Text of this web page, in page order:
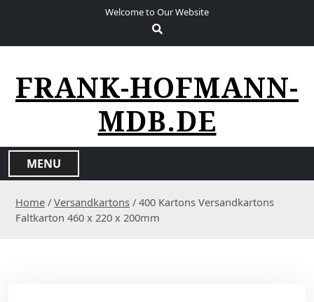
Welcome to Our Website
FRANK-HOFMANN-
MDB.DE
MENU
Home / Versandkartons / 400 Kartons Versandkartons
Faltkarton 460 x 220 x 200mm